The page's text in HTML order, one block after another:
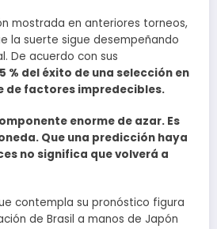
mostrada en anteriores torneos,
la suerte sigue desempeñando
De acuerdo con sus
% del éxito de una selección en
de factores impredecibles.
enorme de azar. Es
Que una predicción haya
no significa que volverá a
contempla su pronóstico figura
de Brasil a manos de Japón